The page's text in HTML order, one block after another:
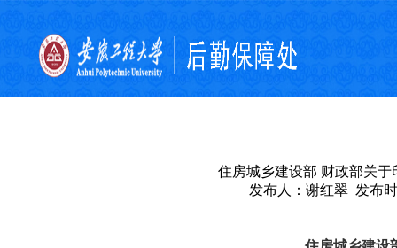
住房城乡建设部 财政部关
发布人：谢红翠 发布